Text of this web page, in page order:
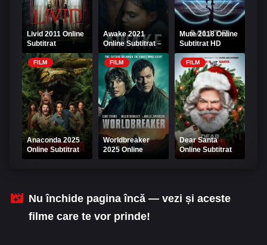
Livid 2011 Online
Subtitrat
Awake 2021
Online Subtitrat –
Treaz într-un
coșmar global
Mute 2018 Online
Subtitrat HD
FILM
Anaconda 2025
Online Subtitrat
FILM
Worldbreaker
2025 Online
Subtitrat
FILM
Dear Santa
Online Subtitrat
Nu închide pagina încă — vezi și aceste
filme care te vor prinde!